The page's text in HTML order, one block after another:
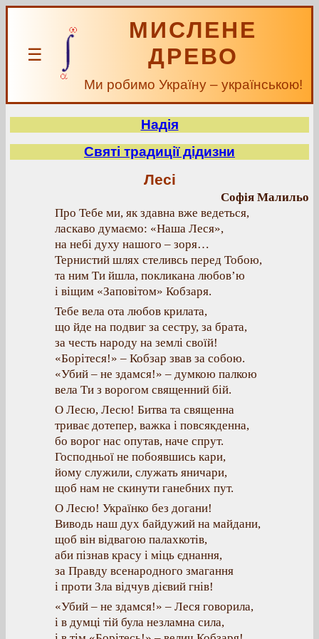
☰
МИСЛЕНЕ
ДРЕВО
Ми робимо Україну – українською!
Надія
Святі традиції дідизни
Лесі
Софія Малильо
Про Тебе ми, як здавна вже ведеться,
ласкаво думаємо: «Наша Леся»,
на небі духу нашого – зоря…
Тернистий шлях стеливсь перед Тобою,
та ним Ти йшла, покликана любов’ю
і віщим «Заповітом» Кобзаря.
Тебе вела ота любов крилата,
що йде на подвиг за сестру, за брата,
за честь народу на землі своїй!
«Борітеся!» – Кобзар звав за собою.
«Убий – не здамся!» – думкою палкою
вела Ти з ворогом священний бій.
О Лесю, Лесю! Битва та священна
триває дотепер, важка і повсякденна,
бо ворог нас опутав, наче спрут.
Господньої не побоявшись кари,
йому служили, служать яничари,
щоб нам не скинути ганебних пут.
О Лесю! Українко без догани!
Виводь наш дух байдужий на майдани,
щоб він відвагою палахкотів,
аби пізнав красу і міць єднання,
за Правду всенародного змагання
і проти Зла відчув дієвий гнів!
«Убий – не здамся!» – Леся говорила,
і в думці тій була незламна сила,